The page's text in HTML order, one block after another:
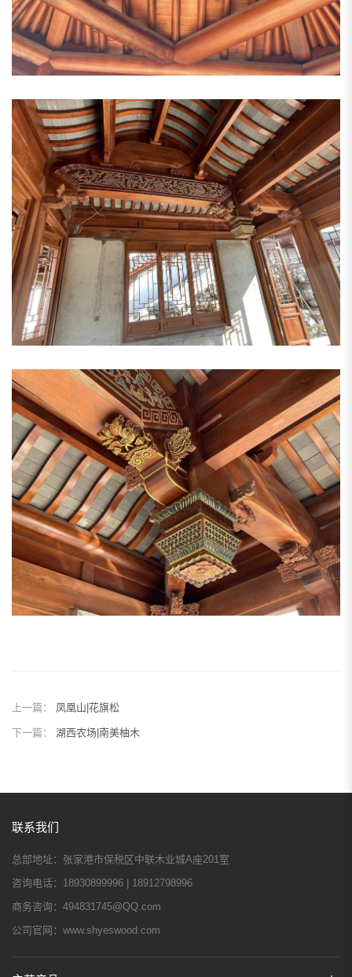
上一篇： 凤凰山|花旗松
下一篇： 湖西农场|南美柚木
联系我们
总部地址： 张家港市保税区中联木业城A座201室
咨询电话： 18930899996 | 18912798996
商务咨询： 494831745@QQ.com
公司官网： www.shyeswood.com